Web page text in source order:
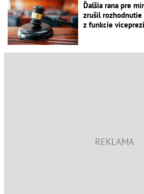
Ďalšia rana pre
zrušil rozhodnutie
z funkcie